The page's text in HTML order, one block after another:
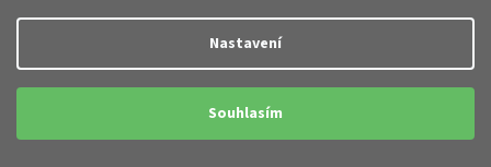
Nastavení
Souhlasím
Bezdrátová sluchátka (Bluetooth)– maximální pohodlí bez
Drátová sluchátka– spolehlivost a jednoduché použití
– silný zvuk a vysoký komfort
Handsfree s mikrofonem– ideální pro telefonování